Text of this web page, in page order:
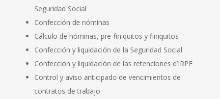
Seguridad Social
Confección de nóminas
Cálculo de nóminas, pre-finiquitos y finiquitos
Confección y liquidación de la Seguridad Social
Confección y liquidación de las retenciones d’IRPF
Control y aviso anticipado de vencimientos de
contratos de trabajo